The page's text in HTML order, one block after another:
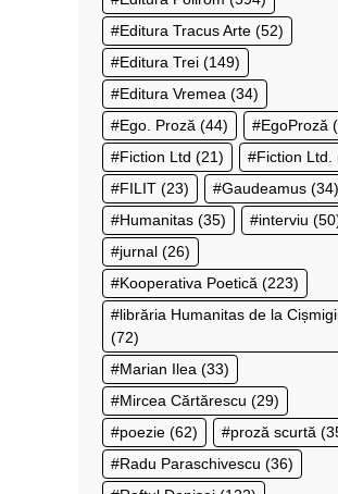
Editura Tracus Arte (52)
Editura Trei (149)
Editura Vremea (34)
Ego. Proză (44) EgoProză
Fiction Ltd (21) Fiction Ltd.
FILIT (23) Gaudeamus (34)
Humanitas (35) interviu
jurnal (26)
Kooperativa Poetică (223)
librăria Humanitas de la
(72)
Marian Ilea (33)
Mircea Cărtărescu (29)
poezie (62) proză scurtă
Radu Paraschivescu (36)